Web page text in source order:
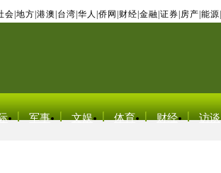
会 地方 港澳 台湾 华人 侨网 财经 金融 证券 房产 能源
军事 文娱 体育 财经 访谈